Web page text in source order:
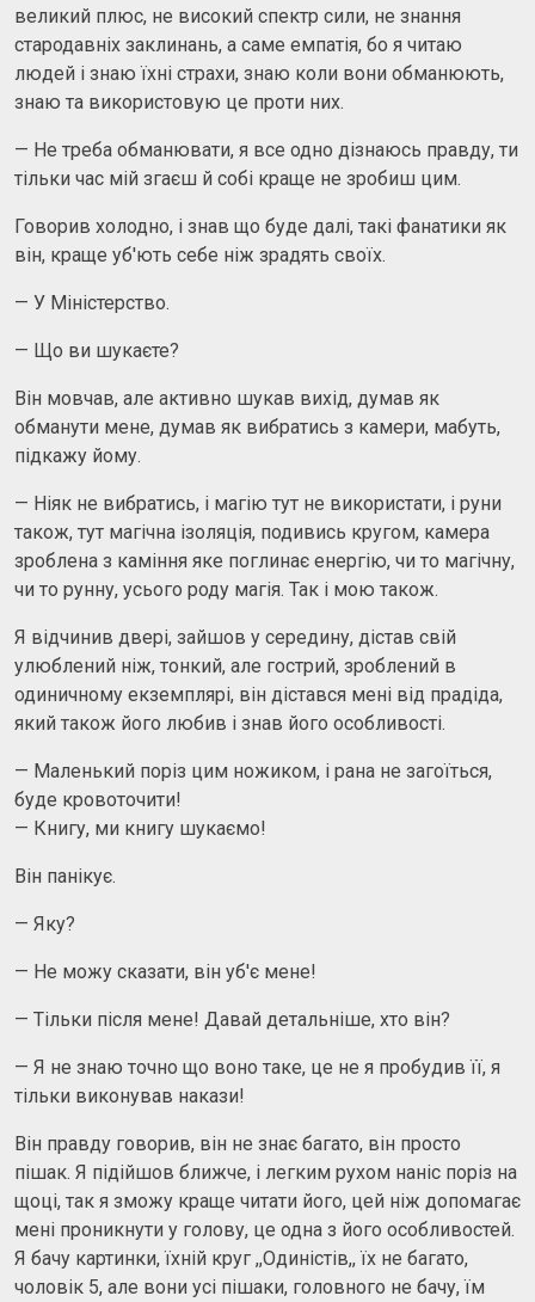
великий плюс, не високий спектр сили, не знання
стародавніх заклинань, а саме емпатія, бо я читаю
людей і знаю їхні страхи, знаю коли вони обманюють,
знаю та використовую це проти них.
— Не треба обманювати, я все одно дізнаюсь правду, ти
тільки час мій згаєш й собі краще не зробиш цим.
Говорив холодно, і знав що буде далі, такі фанатики як
він, краще уб'ють себе ніж зрадять своїх.
— У Міністерство.
— Що ви шукаєте?
Він мовчав, але активно шукав вихід, думав як
обманути мене, думав як вибратись з камери, мабуть,
підкажу йому.
— Ніяк не вибратись, і магію тут не використати, і руни
також, тут магічна ізоляція, подивись кругом, камера
зроблена з каміння яке поглинає енергію, чи то магічну,
чи то рунну, усього роду магія. Так і мою також.
Я відчинив двері, зайшов у середину, дістав свій
улюблений ніж, тонкий, але гострий, зроблений в
одиничному екземплярі, він дістався мені від прадіда,
який також його любив і знав його особливості.
— Маленький поріз цим ножиком, і рана не загоїться,
буде кровоточити!
— Книгу, ми книгу шукаємо!
Він панікує.
— Яку?
— Не можу сказати, він уб'є мене!
— Тільки після мене! Давай детальніше, хто він?
— Я не знаю точно що воно таке, це не я пробудив її, я
тільки виконував накази!
Він правду говорив, він не знає багато, він просто
пішак. Я підійшов ближче, і легким рухом наніс поріз на
щоці, так я зможу краще читати його, цей ніж допомагає
мені проникнути у голову, це одна з його особливостей.
Я бачу картинки, їхній круг ,,Одиністів,, їх не багато,
чоловік 5, але вони усі пішаки, головного не бачу, їм